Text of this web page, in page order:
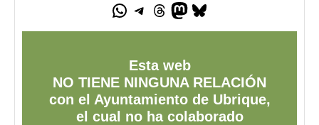
Esta web
NO TIENE NINGUNA RELACIÓN
con el Ayuntamiento de Ubrique,
el cual no ha colaborado